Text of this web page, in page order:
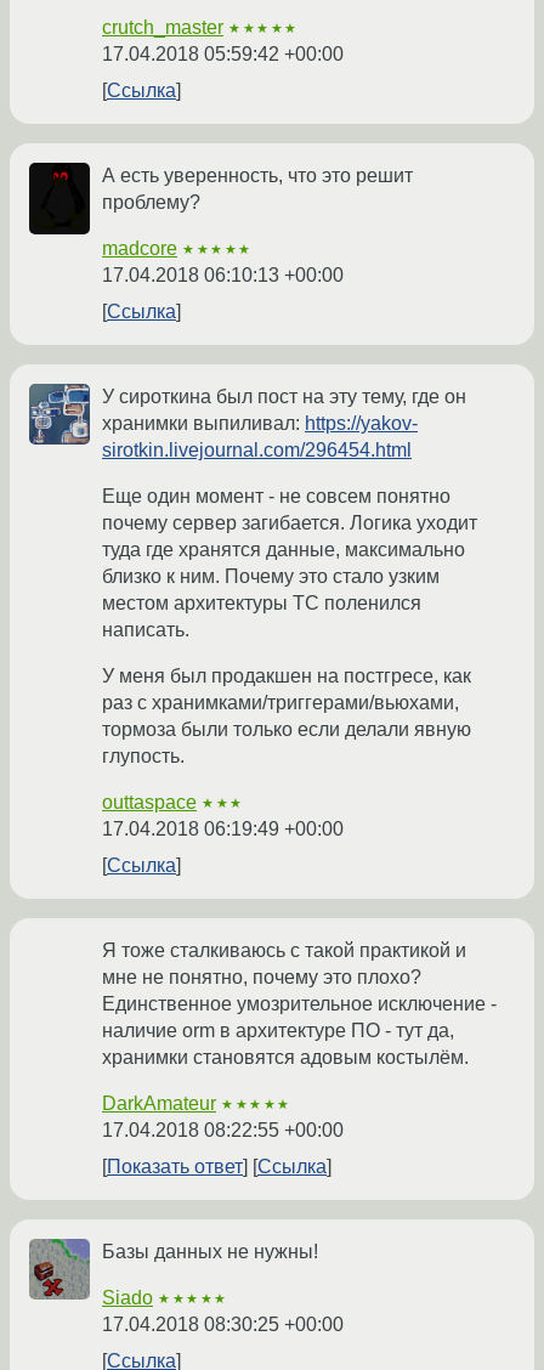
crutch_master ★★★★★
17.04.2018 05:59:42 +00:00
Ссылка
А есть уверенность, что это решит
проблему?
madcore ★★★★★
17.04.2018 06:10:13 +00:00
Ссылка
У сироткина был пост на эту тему, где он
хранимки выпиливал: https://yakov-
sirotkin.livejournal.com/296454.html
Еще один момент - не совсем понятно
почему сервер загибается. Логика уходит
туда где хранятся данные, максимально
близко к ним. Почему это стало узким
местом архитектуры ТС поленился
написать.
У меня был продакшен на постгресе, как
раз с хранимками/триггерами/вьюхами,
тормоза были только если делали явную
глупость.
outtaspace ★★★
17.04.2018 06:19:49 +00:00
Ссылка
Я тоже сталкиваюсь с такой практикой и
мне не понятно, почему это плохо?
Единственное умозрительное исключение -
наличие orm в архитектуре ПО - тут да,
хранимки становятся адовым костылём.
DarkAmateur ★★★★★
17.04.2018 08:22:55 +00:00
Показать ответ
Ссылка
Базы данных не нужны!
Siado ★★★★★
17.04.2018 08:30:25 +00:00
Ссылка